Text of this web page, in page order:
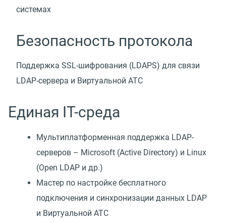
системах
Безопасность протокола
Поддержка SSL-шифрования (LDAPS) для связи
LDAP-сервера и Виртуальной АТС
Единая IT-среда
Мультиплатформенная поддержка LDAP-
серверов – Microsoft (Active Directory) и Linux
(Open LDAP и др.)
Мастер по настройке бесплатного
подключения и синхронизации данных LDAP
и Виртуальной АТС